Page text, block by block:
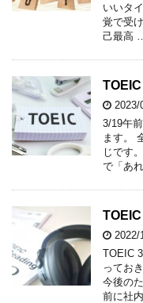
いいタ
覚で受
己最高 …
2023/
3/19午
ます。
じです
で「あ
2022/
TOEIC
ってお
今後の
前に社